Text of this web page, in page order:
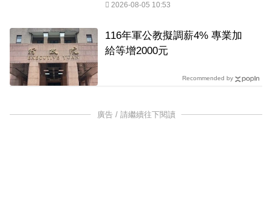
2026-08-05 10:53
116年軍公教擬調薪4% 專業加
給等增2000元
Recommended by
廣告 / 請繼續往下閱讀